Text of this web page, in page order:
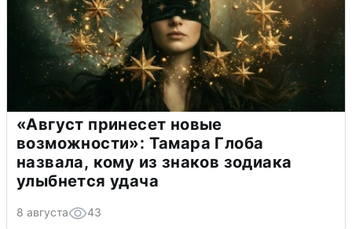
«Август принесет новые
возможности»: Тамара Глоба
назвала, кому из знаков зодиака
улыбнется удача
8 августа 43